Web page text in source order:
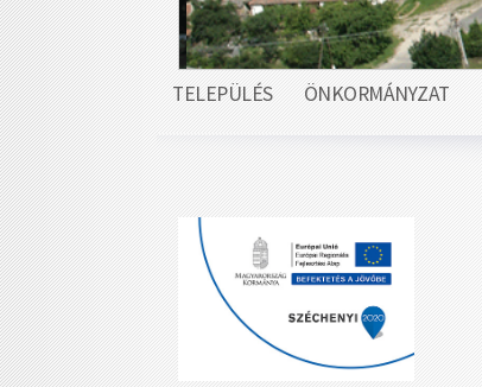
TELEPÜLÉS ÖNKORMÁNYZAT